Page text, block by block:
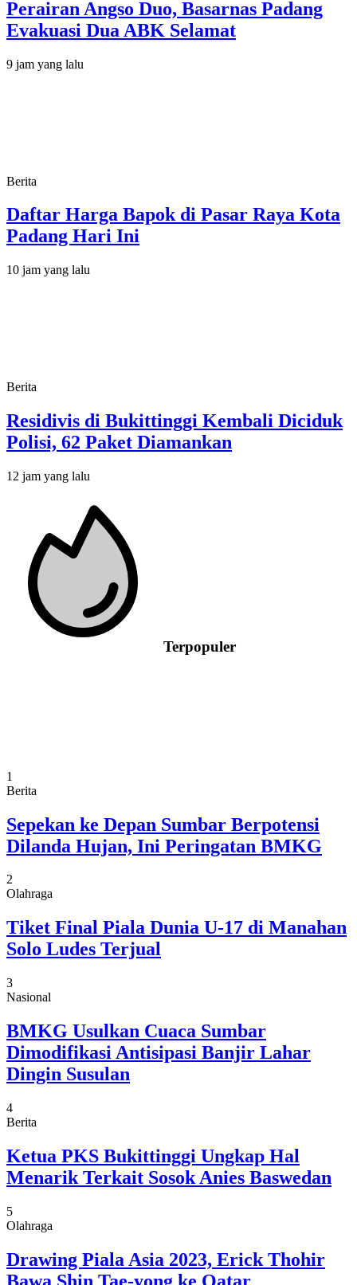
Perairan Angso Duo, Basarnas Padang
Evakuasi Dua ABK Selamat
9 jam yang lalu
Berita
Daftar Harga Bapok di Pasar Raya Kota
Padang Hari Ini
10 jam yang lalu
Berita
Residivis di Bukittinggi Kembali Diciduk
Polisi, 62 Paket Diamankan
12 jam yang lalu
Terpopuler
1
Berita
Sepekan ke Depan Sumbar Berpotensi
Dilanda Hujan, Ini Peringatan BMKG
2
Olahraga
Tiket Final Piala Dunia U-17 di Manahan
Solo Ludes Terjual
3
Nasional
BMKG Usulkan Cuaca Sumbar
Dimodifikasi Antisipasi Banjir Lahar
Dingin Susulan
4
Berita
Ketua PKS Bukittinggi Ungkap Hal
Menarik Terkait Sosok Anies Baswedan
5
Olahraga
Drawing Piala Asia 2023, Erick Thohir
Bawa Shin Tae-yong ke Qatar